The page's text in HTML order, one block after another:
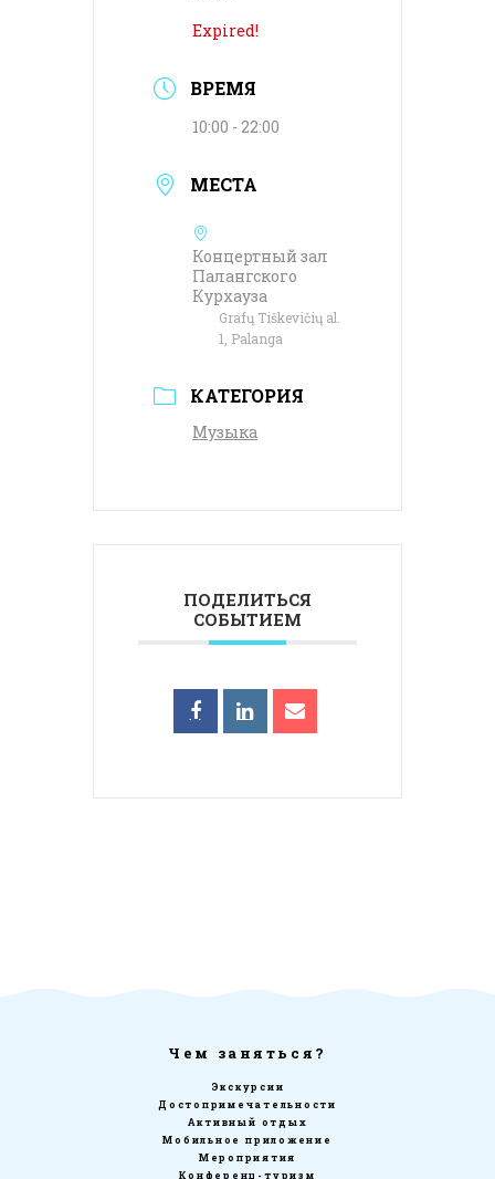
Expired!
ВРЕМЯ
10:00 - 22:00
МЕСТА
Концертный зал
Палангского
Курхауза
Grafų Tiškevičių al.
1, Palanga
КАТЕГОРИЯ
Музыка
ПОДЕЛИТЬСЯ
СОБЫТИЕМ
Чем заняться?
Экскурсии
Достопримечательности
Активный отдых
Мобильное приложение
Мероприятия
Конференц-туризм